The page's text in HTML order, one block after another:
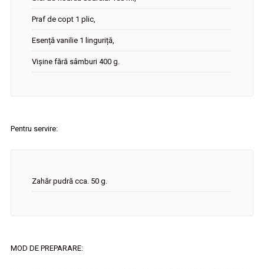
Praf de copt 1 plic,
Esență vanilie 1 linguriță,
Vișine fără sâmburi 400 g.
Pentru servire:
Zahăr pudră cca. 50 g.
MOD DE PREPARARE: